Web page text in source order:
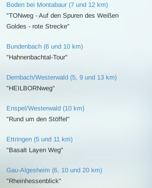
Boden bei Montabaur (7 und 12 km)
"TONweg - Auf den Spuren des Weißen
Goldes - rote Strecke"
Bundenbach (6 und 10 km)
"Hahnenbachtal-Tour"
Dernbach/Westerwald (5, 9 und 13 km)
"HEILBORNweg"
Enspel/Westerwald (10 km)
"Rund um den Stöffel"
Ettringen (5 und 11 km)
"Basalt Layen Weg"
Gau-Algesheim (6, 10 und 20 km)
"Rheinhessenblick"